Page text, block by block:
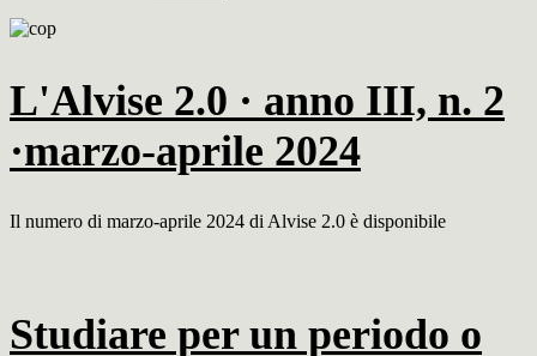
L'Alvise 2.0 · anno III, n. 2
·marzo-aprile 2024
Il numero di marzo-aprile 2024 di Alvise 2.0 è disponibile
Studiare per un periodo o